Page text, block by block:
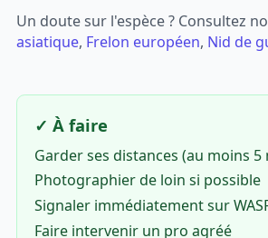
Un doute sur l'espèce ? Consultez
asiatique, Frelon européen, Nid de
✓ À faire
Garder ses distances (au moins 5
Photographier de loin si possible
Signaler immédiatement sur
Faire intervenir un pro agréé